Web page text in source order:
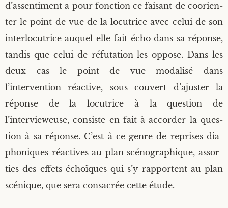
d’assentiment a pour fonc­tion ce fai­sant de coorien­
ter le point de vue de la locu­trice avec celui de son
inter­lo­cu­trice auquel elle fait écho dans sa réponse,
tan­dis que celui de réfu­ta­tion les oppose. Dans les
deux cas le point de vue moda­li­sé dans
l’intervention réac­tive, sous cou­vert d’ajuster la
réponse de la locu­trice à la ques­tion de
l’intervieweuse, consiste en fait à accor­der la ques­
tion à sa réponse. C’est à ce genre de reprises dia­
pho­niques réac­tives au plan scé­no­gra­phique, assor­
ties des effets échoïques qui s’y rap­portent au plan
scé­nique, que sera consa­crée cette étude.